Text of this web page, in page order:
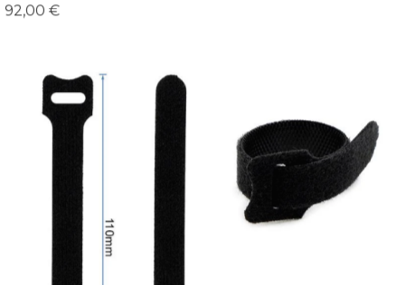
92,00 €Prix